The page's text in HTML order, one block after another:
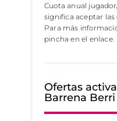
Cuota anual
significa aceptar las
Para más
pincha en el enlace.
Ofertas
Barrena Berri